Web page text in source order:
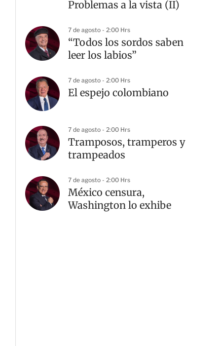
Problemas a la vista (II)
7 de agosto - 2:00 Hrs
“Todos los sordos saben
leer los labios”
7 de agosto - 2:00 Hrs
El espejo colombiano
7 de agosto - 2:00 Hrs
Tramposos, tramperos y
trampeados
7 de agosto - 2:00 Hrs
México censura,
Washington lo exhibe